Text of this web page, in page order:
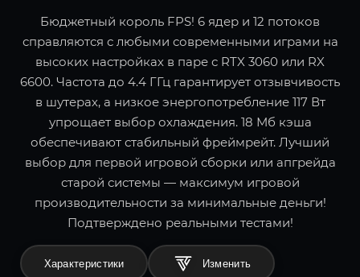
Бюджетный король FPS! 6 ядер и 12 потоков
справляются с любыми современными играми на
высоких настройках в паре с RTX 3060 или RX
6600. Частота до 4.4 ГГц гарантирует отзывчивость
в шутерах, а низкое энергопотребление 117 Вт
упрощает выбор охлаждения. 18 Мб кэша
обеспечивают стабильный фреймрейт. Лучший
выбор для первой игровой сборки или апгрейда
старой системы — максимум игровой
производительности за минимальные деньги!
Подтверждено реальными тестами!
Характеристики